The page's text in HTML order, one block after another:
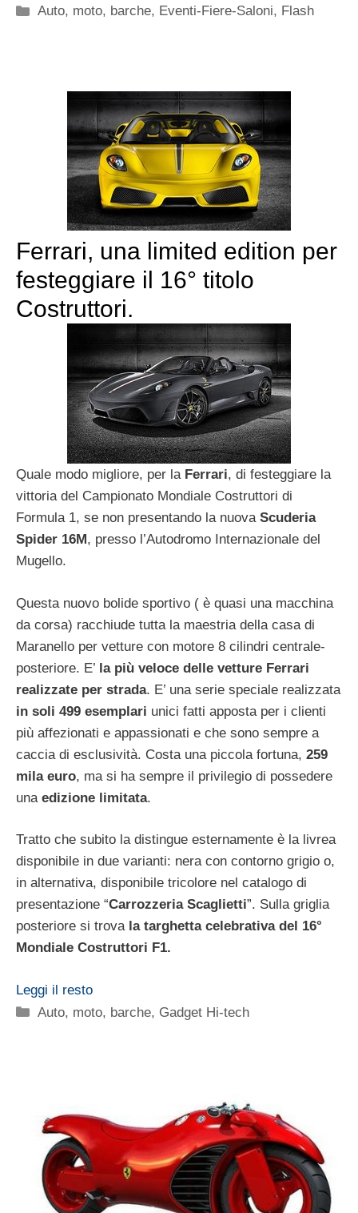
Categorie
Auto, moto, barche, Eventi-Fiere-Saloni, Flash
Ferrari, una limited edition per
festeggiare il 16° titolo
Costruttori.
Quale modo migliore, per la Ferrari, di festeggiare la
vittoria del Campionato Mondiale Costruttori di
Formula 1, se non presentando la nuova Scuderia
Spider 16M , presso l’Autodromo Internazionale del
Mugello.
Questa nuovo bolide sportivo ( è quasi una macchina
da corsa) racchiude tutta la maestria della casa di
Maranello per vetture con motore 8 cilindri centrale-
posteriore. E’ la più veloce delle vetture Ferrari
realizzate per strada. E’ una serie speciale realizzata
in soli 499 esemplari unici fatti apposta per i clienti
più affezionati e appassionati e che sono sempre a
caccia di esclusività. Costa una piccola fortuna, 259
mila euro, ma si ha sempre il privilegio di possedere
una edizione limitata.
Tratto che subito la distingue esternamente è la livrea
disponibile in due varianti: nera con contorno grigio o,
in alternativa, disponibile tricolore nel catalogo di
presentazione “Carrozzeria Scaglietti”. Sulla griglia
posteriore si trova la targhetta celebrativa del 16°
Mondiale Costruttori F1.
Leggi il resto
Categorie
Auto, moto, barche, Gadget Hi-tech